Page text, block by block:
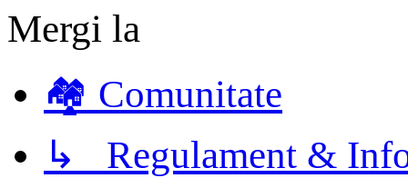
Mergi la
🏘️ Comunitate
↳ Regulament &